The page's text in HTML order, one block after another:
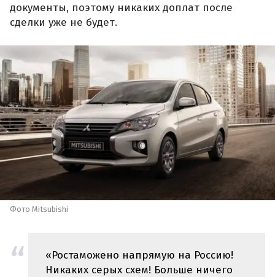
документы, поэтому никаких доплат после
сделки уже не будет.
Фото Mitsubishi
«Ростаможено напрямую на Россию!
Никаких серых схем! Больше ничего